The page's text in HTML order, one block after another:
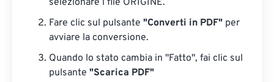
selezionare i file ORIGINE.
Fare clic sul pulsante "Converti in PDF" per
avviare la conversione.
Quando lo stato cambia in "Fatto", fai clic sul
pulsante "Scarica PDF"